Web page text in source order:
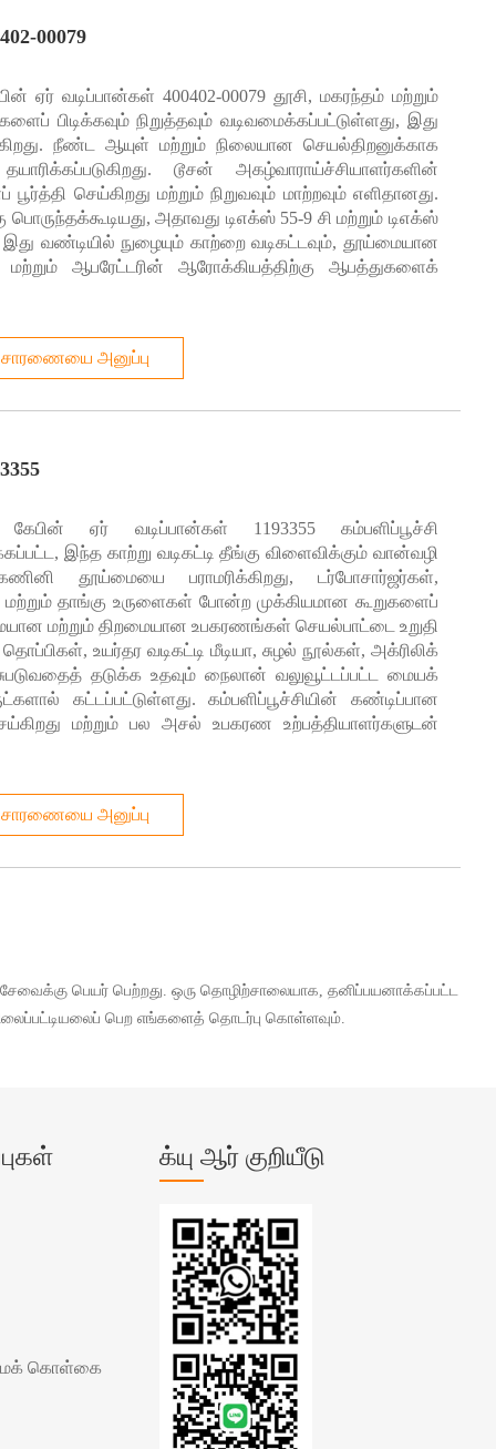
காடுகளின் வழியாக வாகனங்கள் செல்லும்போது, ​​காரில் உள்ள
உள்ள காற்று வடிகட்டி வழக்கமான மாற்றீடு மற்றும் ஆய்வுக்கு
உள்ள காற்றை ஃப்ரெஷ்ஷாக வைத்திருக்கும். இது உங்கள் சொந்த
தூசி, மகரந்தம், பாக்டீரியா போன்ற தீங்கு விளைவிக்கும்
ஒலிகள் உள்ளதா என்பதைக் கவனியுங்கள், இது வடிகட்டியில்
திறன் குறைந்துவிட்டது மற்றும் தீங்கு விளைவிக்கும்
00079
ஏர் வடிப்பான்கள் 400402-00079 தூசி, மகரந்தம் மற்றும்
பிடிக்கவும் நிறுத்தவும் வடிவமைக்கப்பட்டுள்ளது, இது
நீண்ட ஆயுள் மற்றும் நிலையான செயல்திறனுக்காக
டூசன் அகழ்வாராய்ச்சியாளர்களின்
செய்கிறது மற்றும் நிறுவவும் மாற்றவும் எளிதானது.
அதாவது டிஎக்ஸ் 55-9 சி மற்றும் டிஎக்ஸ்
வண்டியில் நுழையும் காற்றை வடிகட்டவும், தூய்மையான
மற்றும் ஆபரேட்டரின் ஆரோக்கியத்திற்கு ஆபத்துகளைக்
அனுப்பு
ஏர் வடிப்பான்கள் 1193355 கம்பளிப்பூச்சி
இந்த காற்று வடிகட்டி தீங்கு விளைவிக்கும் வான்வழி
தூய்மையை பராமரிக்கிறது, டர்போசார்ஜர்கள்,
தாங்கு உருளைகள் போன்ற முக்கியமான கூறுகளைப்
மற்றும் திறமையான உபகரணங்கள் செயல்பாட்டை உறுதி
உயர்தர வடிகட்டி மீடியா, சுழல் நூல்கள், அக்ரிலிக்
தடுக்க உதவும் நைலான் வலுவூட்டப்பட்ட மையக்
கட்டப்பட்டுள்ளது. கம்பளிப்பூச்சியின் கண்டிப்பான
மற்றும் பல அசல் உபகரண உற்பத்தியாளர்களுடன்
அனுப்பு
பெயர் பெற்றது. ஒரு தொழிற்சாலையாக, தனிப்பயனாக்கப்பட்ட
பெற எங்களைத் தொடர்பு கொள்ளவும்.
கொள்கை
க்யு ஆர் குறியீடு